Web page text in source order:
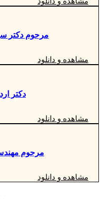
مرحوم دکتر
مشاهده و دانلود
دکتر
مشاهده و دانلود
مرحوم
مشاهده و دانلود